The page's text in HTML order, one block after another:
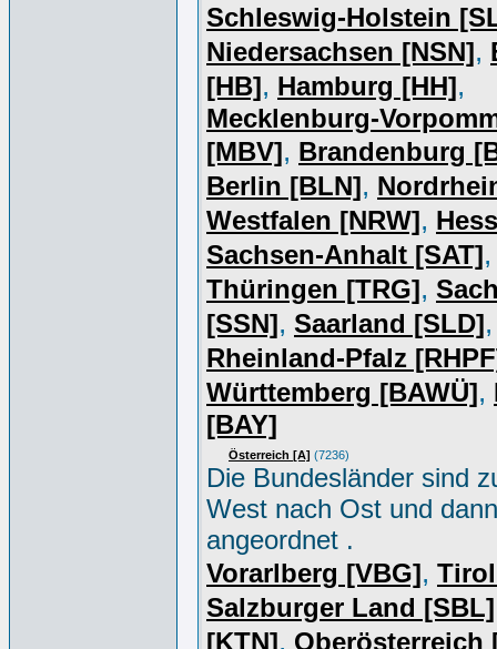
Schleswig-Holstein
Niedersachsen [NSN],
[HB], Hamburg [HH],
Mecklenburg-
[MBV], Brandenburg
Berlin [BLN],
Westfalen [NRW],
Sachsen-Anhalt [SAT],
Thüringen [TRG],
[SSN], Saarland [SLD],
Rheinland-Pfalz
Württemberg [BAWÜ],
[BAY]
Österreich [A] (7236)
Die Bundesländer sind
West nach Ost und
angeordnet .
Vorarlberg [VBG],
Salzburger Land [SBL]
[KTN], Oberösterreich